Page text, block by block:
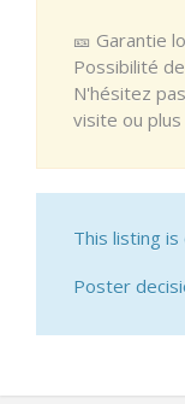
🎫 Garantie
Possibilité
N'hésitez
visite ou plus
This listing
Poster